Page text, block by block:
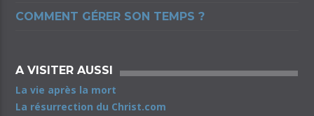
COMMENT GÉRER SON TEMPS ?
A VISITER AUSSI
La vie après la mort
La résurrection du Christ.com